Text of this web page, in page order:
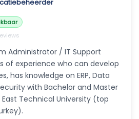
Administrator / IT Support
of experience who can develop
has knowledge on ERP, Data
with Bachelor and Master
Technical University (top